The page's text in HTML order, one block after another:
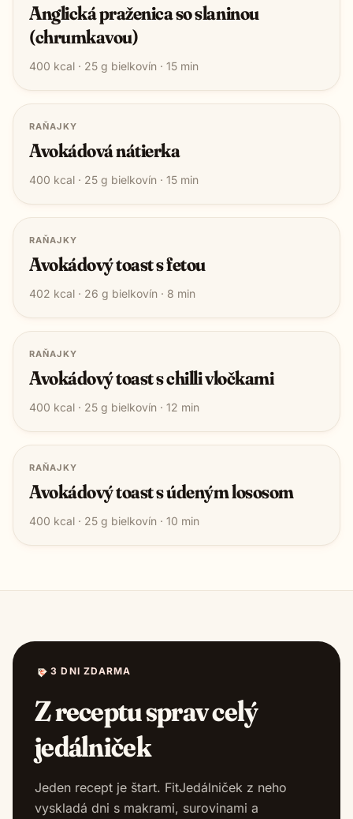
Anglická praženica so slaninou
(chrumkavou)
400 kcal · 25 g bielkovín · 15 min
RAŇAJKY
Avokádová nátierka
400 kcal · 25 g bielkovín · 15 min
RAŇAJKY
Avokádový toast s fetou
402 kcal · 26 g bielkovín · 8 min
RAŇAJKY
Avokádový toast s chilli vločkami
400 kcal · 25 g bielkovín · 12 min
RAŇAJKY
Avokádový toast s údeným lososom
400 kcal · 25 g bielkovín · 10 min
3 DNI ZDARMA
Z receptu sprav celý
jedálniček
Jeden recept je štart. FitJedálniček z neho
vyskladá dni s makrami, surovinami a